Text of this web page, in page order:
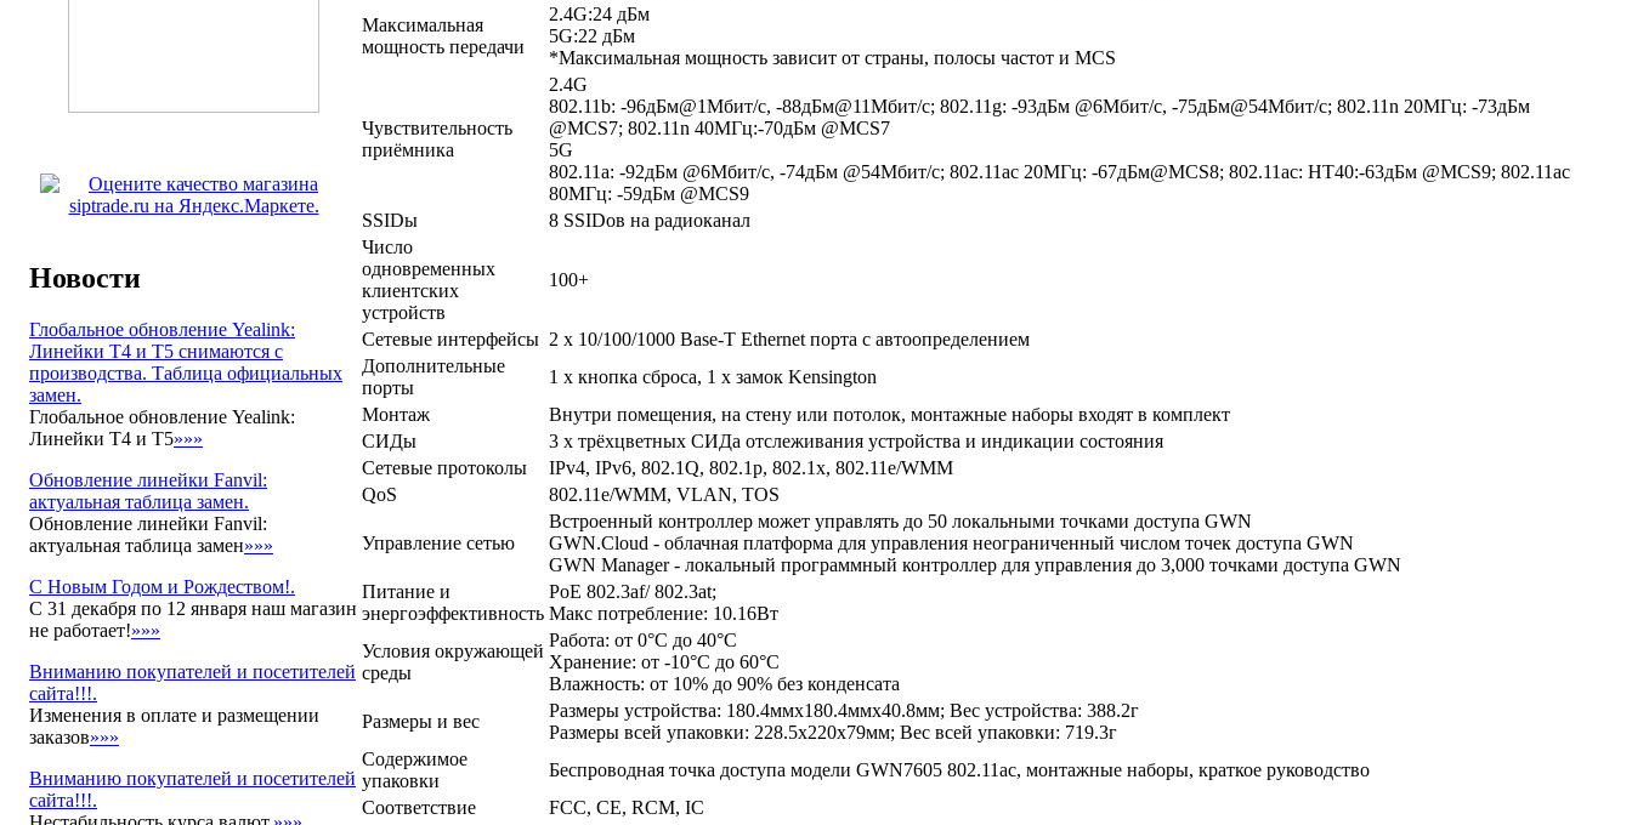
Новости
Глобальное обновление Yealink:
Линейки T4 и T5 снимаются с
производства. Таблица официальных
замен.
Глобальное обновление Yealink:
Линейки T4 и T5»»»
Обновление линейки Fanvil:
актуальная таблица замен.
Обновление линейки Fanvil:
актуальная таблица замен»»»
С Новым Годом и Рождеством!.
С 31 декабря по 12 января наш магазин
не работает!»»»
Вниманию покупателей и посетителей
сайта!!!.
Изменения в оплате и размещении
заказов»»»
Вниманию покупателей и посетителей
сайта!!!.
Максимальная
мощность передачи
2.4G:24 дБм
5G:22 дБм
*Максимальная мощность зависит от страны, полосы частот и MCS
Чувствительность
приёмника
2.4G
802.11b: -96дБм@1Мбит/с, -88дБм@11Мбит/с; 802.11g: -93дБм @6Мбит/с, -75дБм@54Мбит/с; 802.11n 20МГц: -73дБм
@MCS7; 802.11n 40МГц:-70дБм @MCS7
5G
802.11a: -92дБм @6Мбит/с, -74дБм @54Мбит/с; 802.11ac 20МГц: -67дБм@MCS8; 802.11ac: HT40:-63дБм @MCS9; 802.11ac
80МГц: -59дБм @MCS9
SSIDы
8 SSIDов на радиоканал
Число
одновременных
клиентских
устройств
100+
Сетевые интерфейсы 2 x 10/100/1000 Base-T Ethernet порта с автоопределением
Дополнительные
порты
1 x кнопка сброса, 1 x замок Kensington
Монтаж
Внутри помещения, на стену или потолок, монтажные наборы входят в комплект
СИДы
3 x трёхцветных СИДа отслеживания устройства и индикации состояния
Сетевые протоколы
IPv4, IPv6, 802.1Q, 802.1p, 802.1x, 802.11e/WMM
QoS
802.11e/WMM, VLAN, TOS
Управление сетью
Встроенный контроллер может управлять до 50 локальными точками доступа GWN
GWN.Cloud - облачная платформа для управления неограниченный числом точек доступа GWN
GWN Manager - локальный программный контроллер для управления до 3,000 точками доступа GWN
Питание и
энергоэффективность
PoE 802.3af/ 802.3at;
Макс потребление: 10.16Вт
Условия окружающей
среды
Работа: от 0°C до 40°C
Хранение: от -10°C до 60°C
Влажность: от 10% до 90% без конденсата
Размеры и вес
Размеры устройства: 180.4ммx180.4ммx40.8мм; Вес устройства: 388.2г
Размеры всей упаковки: 228.5x220x79мм; Вес всей упаковки: 719.3г
Содержимое
упаковки
Беспроводная точка доступа модели GWN7605 802.11ac, монтажные наборы, краткое руководство
Соответствие
FCC, CE, RCM, IC